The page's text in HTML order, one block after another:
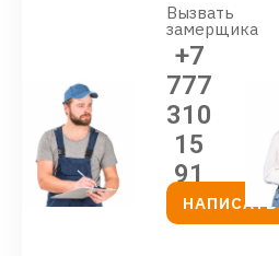
Вызвать
замерщика
+7
777
310
15
91
НАПИСАТЬ